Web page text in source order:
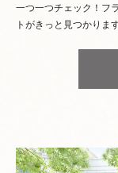
一つ一つチェック！ フ
トがきっと見つかります